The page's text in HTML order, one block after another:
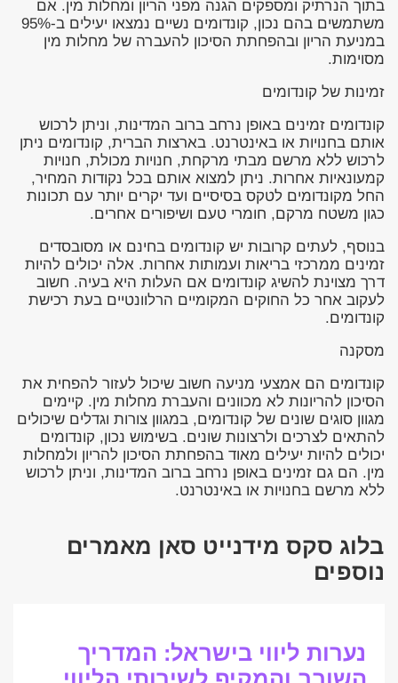
בתוך הנרתיק ומספקים הגנה מפני הריון ומחלות מין. אם
משתמשים בהם נכון, קונדומים נשיים נמצאו יעילים ב-95%
במניעת הריון ובהפחתת הסיכון להעברה של מחלות מין
מסוימות.
זמינות של קונדומים
קונדומים זמינים באופן נרחב ברוב המדינות, וניתן לרכוש
אותם בחנויות או באינטרנט. בארצות הברית, קונדומים ניתן
לרכוש ללא מרשם מבתי מרקחת, חנויות מכולת, חנויות
קמעונאיות אחרות. ניתן למצוא אותם בכל נקודות המחיר,
החל מקונדומים לטקס בסיסיים ועד יקרים יותר עם תכונות
כגון משטח מרקם, חומרי טעם ושיפורים אחרים.
בנוסף, לעתים קרובות יש קונדומים בחינם או מסובסדים
זמינים ממרכזי בריאות ועמותות אחרות. אלה יכולים להיות
דרך מצוינת להשיג קונדומים אם העלות היא בעיה. חשוב
לעקוב אחר כל החוקים המקומיים הרלוונטיים בעת רכישת
קונדומים.
מסקנה
קונדומים הם אמצעי מניעה חשוב שיכול לעזור להפחית את
הסיכון להריונות לא מכוונים והעברת מחלות מין. קיימים
מגוון סוגים שונים של קונדומים, במגוון צורות וגדלים שיכולים
להתאים לצרכים ולרצונות שונים. בשימוש נכון, קונדומים
יכולים להיות יעילים מאוד בהפחתת הסיכון להריון ולמחלות
מין. הם גם זמינים באופן נרחב ברוב המדינות, וניתן לרכוש
ללא מרשם בחנויות או באינטרנט.
בלוג סקס מידנייט סאן מאמרים
נוספים
נערות ליווי בישראל: המדריך